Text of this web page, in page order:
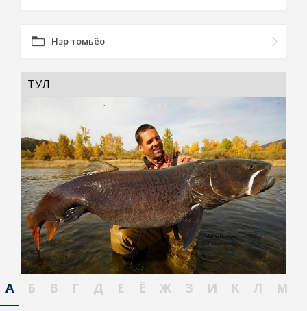
Нэр томьёо
ТУЛ
А Б В Г Д Е Ё Ж З И К Л
М